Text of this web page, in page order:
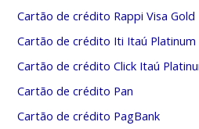
Cartão de crédito Rappi Visa Gold
Cartão de crédito Iti Itaú Platinum
Cartão de crédito Click Itaú
Cartão de crédito Pan
Cartão de crédito PagBank